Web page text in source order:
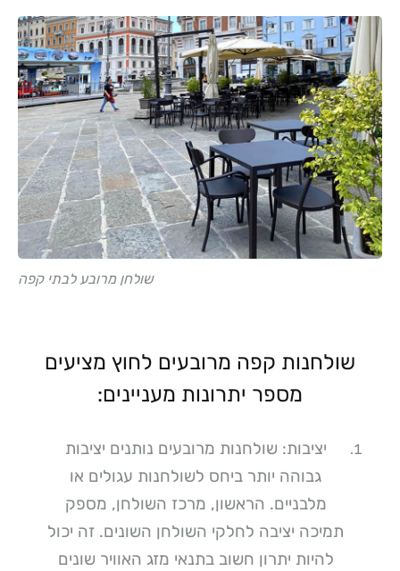
שולחן מרובע לבתי קפה
שולחנות קפה מרובעים לחוץ מציעים
מספר יתרונות מעניינים:
יציבות: שולחנות מרובעים נותנים יציבות
גבוהה יותר ביחס לשולחנות עגולים או
מלבניים. הראשון, מרכז השולחן, מספק
תמיכה יציבה לחלקי השולחן השונים. זה יכול
להיות יתרון חשוב בתנאי מזג האוויר שונים